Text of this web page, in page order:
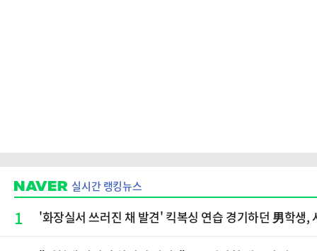
실시간 랭킹뉴스
1 '화장실서 쓰러진 채 발견' 킥복싱 연습 경기하던 男학생,